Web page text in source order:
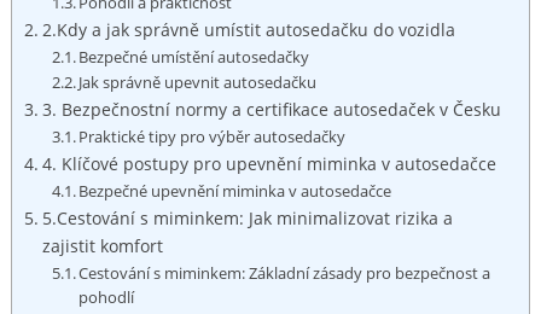
2.Kdy a jak správně umístit autosedačku do vozidla
Bezpečné umístění autosedačky
Jak správně upevnit autosedačku
3. Bezpečnostní normy a certifikace autosedaček v Česku
Praktické tipy pro výběr autosedačky
4. Klíčové postupy pro upevnění miminka v autosedačce
Bezpečné upevnění miminka v autosedačce
5.Cestování s miminkem: Jak minimalizovat rizika a
zajistit komfort
Cestování s miminkem: Základní zásady pro bezpečnost a
pohodlí